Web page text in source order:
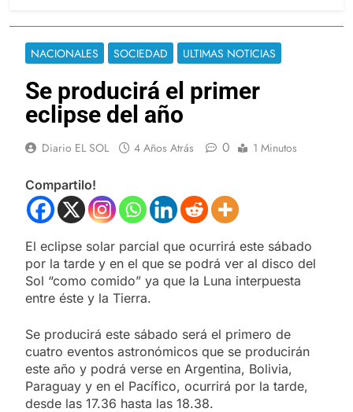
NACIONALES SOCIEDAD ULTIMAS NOTICIAS
Se producirá el primer
eclipse del año
Diario EL SOL 4 Años Atrás 0 1 Minutos
Compartilo!
El eclipse solar parcial que ocurrirá este sábado
por la tarde y en el que se podrá ver al disco del
Sol “como comido” ya que la Luna interpuesta
entre éste y la Tierra.
Se producirá este sábado será el primero de
cuatro eventos astronómicos que se producirán
este año y podrá verse en Argentina, Bolivia,
Paraguay y en el Pacífico, ocurrirá por la tarde,
desde las 17.36 hasta las 18.38.